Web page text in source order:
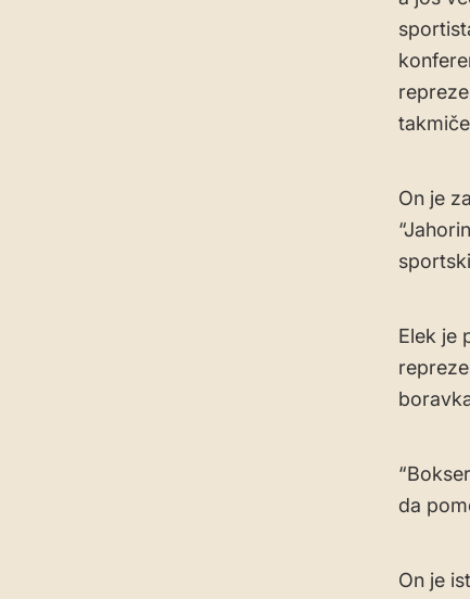
On je
Elek je
da
On je